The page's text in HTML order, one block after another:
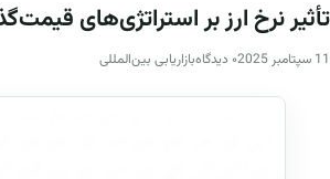
تأثیر نرخ ارز بر استراتژی‌های
11 سپتامبر 2025 ۰ دیدگاه بازاریابی بین‌المللی